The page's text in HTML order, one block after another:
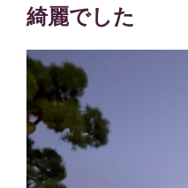
稿
日:
綺麗でした